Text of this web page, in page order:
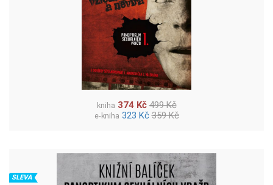
kniha 374 Kč 499 Kč
e-kniha 323 Kč 359 Kč
SLEVA